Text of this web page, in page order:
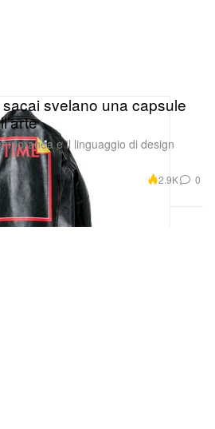
svelano una capsule
e il linguaggio di design
2.9K 0